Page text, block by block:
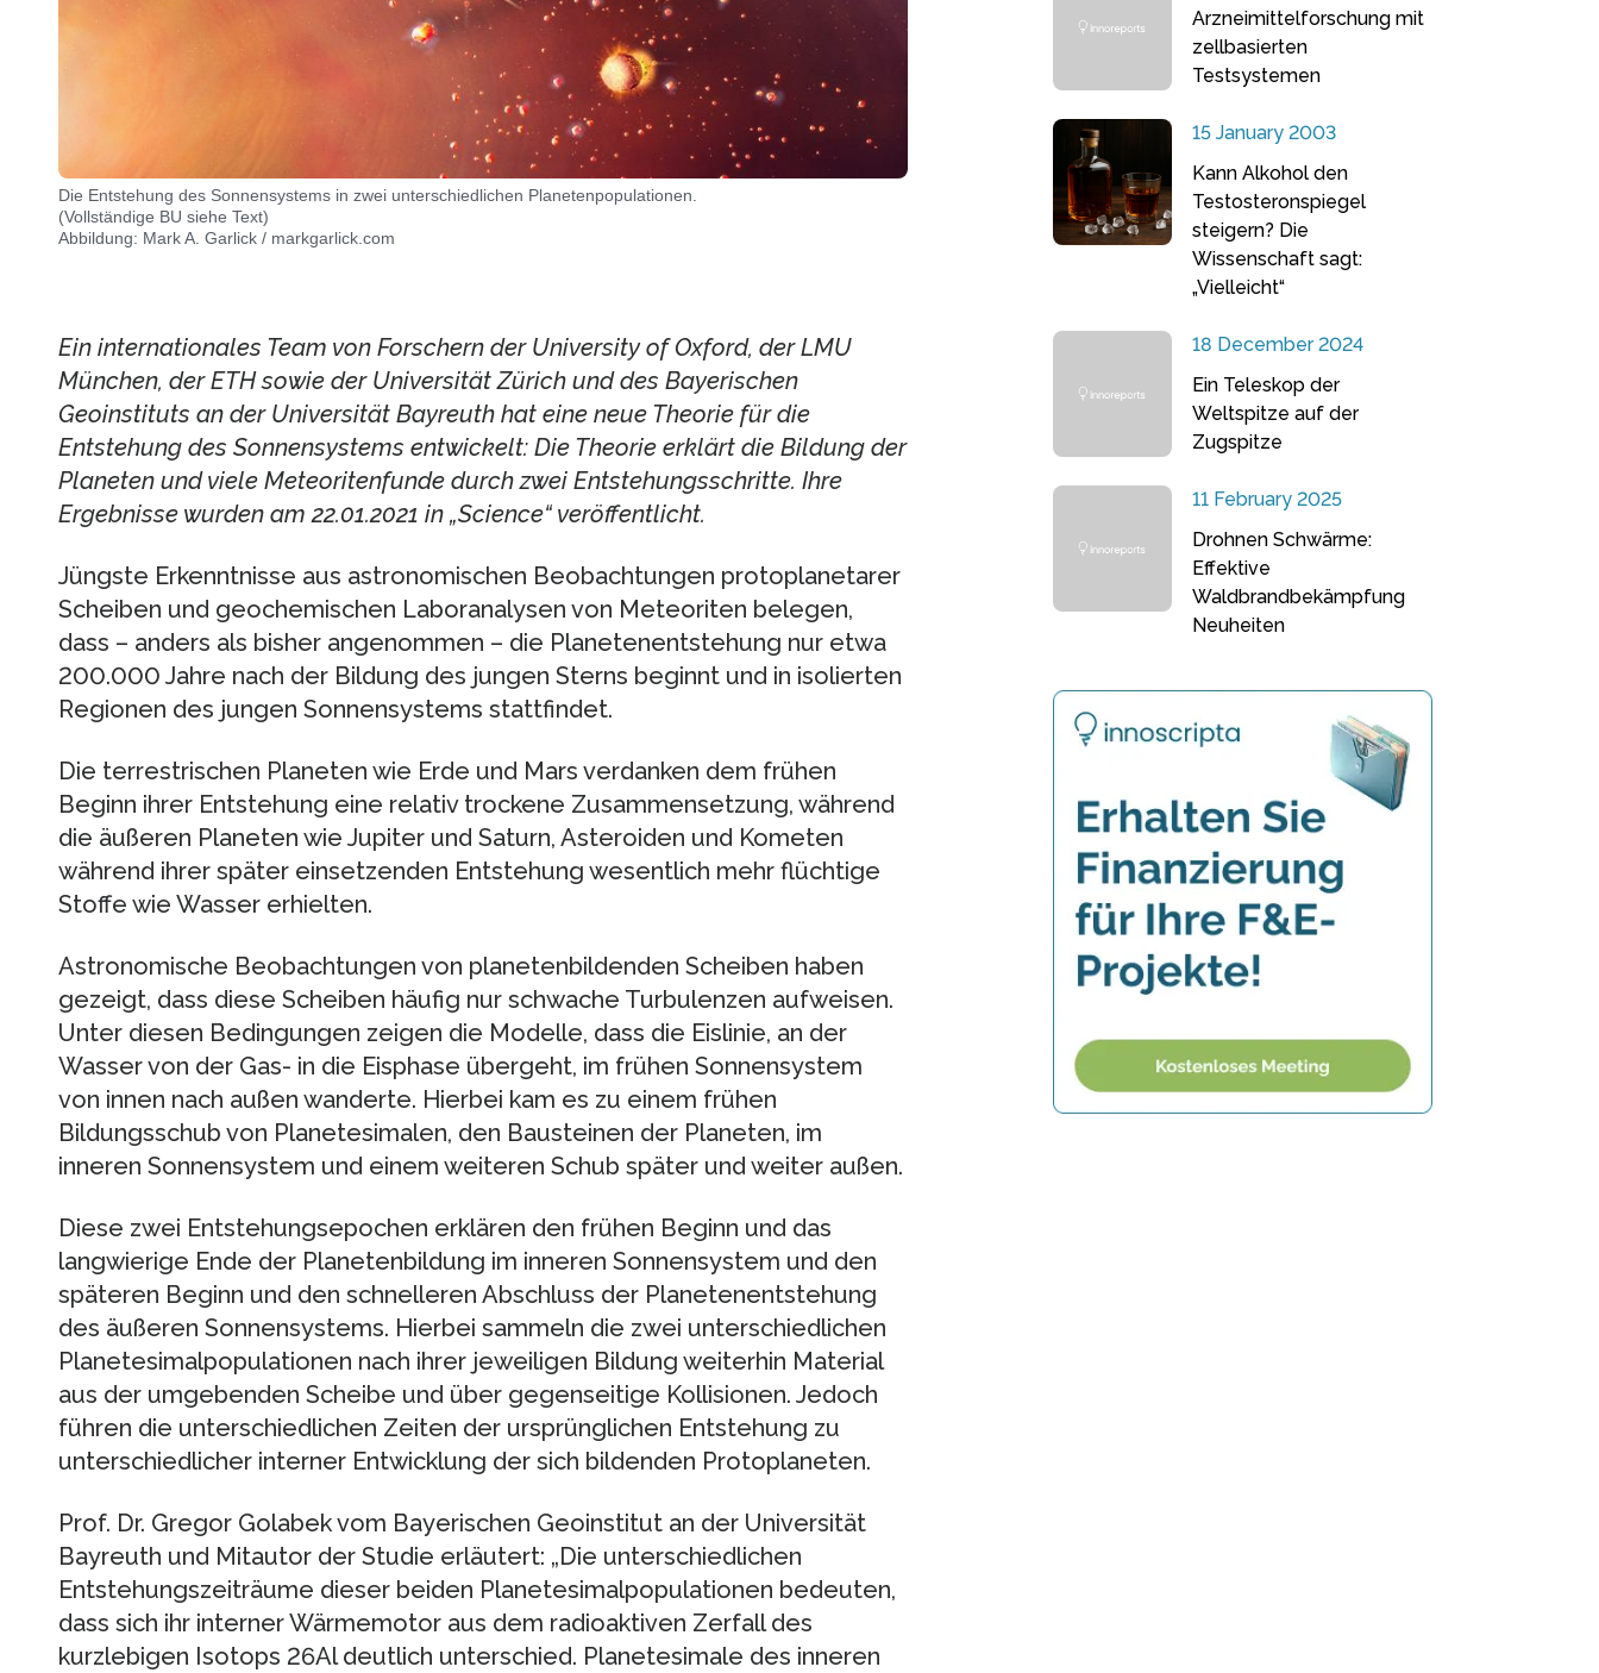
Die Entstehung des Sonnensystems in zwei unterschiedlichen Planetenpopulationen.
(Vollständige BU siehe Text)
Abbildung: Mark A. Garlick / markgarlick.com
Ein internationales Team von Forschern der University of Oxford, der LMU
München, der ETH sowie der Universität Zürich und des Bayerischen
Geoinstituts an der Universität Bayreuth hat eine neue Theorie für die
Entstehung des Sonnensystems entwickelt: Die Theorie erklärt die Bildung der
Planeten und viele Meteoritenfunde durch zwei Entstehungsschritte. Ihre
Ergebnisse wurden am 22.01.2021 in „Science“ veröffentlicht.
Jüngste Erkenntnisse aus astronomischen Beobachtungen protoplanetarer
Scheiben und geochemischen Laboranalysen von Meteoriten belegen,
dass – anders als bisher angenommen – die Planetenentstehung nur etwa
200.000 Jahre nach der Bildung des jungen Sterns beginnt und in isolierten
Regionen des jungen Sonnensystems stattfindet.
Die terrestrischen Planeten wie Erde und Mars verdanken dem frühen
Beginn ihrer Entstehung eine relativ trockene Zusammensetzung, während
die äußeren Planeten wie Jupiter und Saturn, Asteroiden und Kometen
während ihrer später einsetzenden Entstehung wesentlich mehr flüchtige
Stoffe wie Wasser erhielten.
Astronomische Beobachtungen von planetenbildenden Scheiben haben
gezeigt, dass diese Scheiben häufig nur schwache Turbulenzen aufweisen.
Unter diesen Bedingungen zeigen die Modelle, dass die Eislinie, an der
Wasser von der Gas- in die Eisphase übergeht, im frühen Sonnensystem
von innen nach außen wanderte. Hierbei kam es zu einem frühen
Bildungsschub von Planetesimalen, den Bausteinen der Planeten, im
inneren Sonnensystem und einem weiteren Schub später und weiter außen.
Diese zwei Entstehungsepochen erklären den frühen Beginn und das
langwierige Ende der Planetenbildung im inneren Sonnensystem und den
späteren Beginn und den schnelleren Abschluss der Planetenentstehung
des äußeren Sonnensystems. Hierbei sammeln die zwei unterschiedlichen
Planetesimalpopulationen nach ihrer jeweiligen Bildung weiterhin Material
aus der umgebenden Scheibe und über gegenseitige Kollisionen. Jedoch
führen die unterschiedlichen Zeiten der ursprünglichen Entstehung zu
unterschiedlicher interner Entwicklung der sich bildenden Protoplaneten.
Prof. Dr. Gregor Golabek vom Bayerischen Geoinstitut an der Universität
Bayreuth und Mitautor der Studie erläutert: „Die unterschiedlichen
Entstehungszeiträume dieser beiden Planetesimalpopulationen bedeuten,
dass sich ihr interner Wärmemotor aus dem radioaktiven Zerfall des
kurzlebigen Isotops 26Al deutlich unterschied. Planetesimale des inneren
Arzneimittelforschung mit
zellbasierten
Testsystemen
15 January 2003
Kann Alkohol den
Testosteronspiegel
steigern? Die
Wissenschaft sagt:
„Vielleicht“
18 December 2024
Ein Teleskop der
Weltspitze auf der
Zugspitze
11 February 2025
Drohnen Schwärme:
Effektive
Waldbrandbekämpfung
Neuheiten